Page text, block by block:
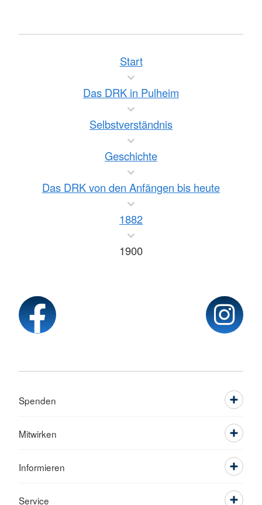
Start
Das DRK in Pulheim
Selbstverständnis
Geschichte
Das DRK von den Anfängen bis heute
1882
1900
Spenden
Mitwirken
Informieren
Service